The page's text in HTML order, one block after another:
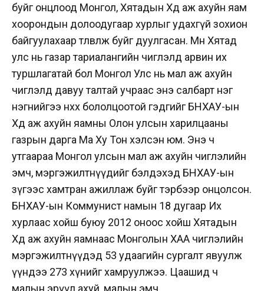
буйг онцлоод Монгол, Хятадын Хөдөө аж ахуйн яам
хоорондын долоодугаар хурлыг удахгүй зохион
байгуулахаар төлөвлөж буйг дуулгасан. Мөн Хятад
улс нь газар тариалангийн чиглэлд арвин их
туршлагатай бол Монгол Улс нь мал аж ахуйн
чиглэлд давуу талтай учраас энэ салбарт нэг
нэгнийгээ нөхөх бололцоотой гэдгийг БНХАУ-ын
Хөдөө аж ахуйн яамны Олон улсын харилцааны
газрын дарга Ма Ху Тон хэлсэн юм. Энэ ч
утгаараа Монгол улсын мал аж ахуйн чиглэлийн
эмч, мэргэжилтнүүдийг бэлдэхэд БНХАУ-ын
зүгээс хамтран ажиллаж буйг тэрбээр онцолсон.
БНХАУ-ын Коммунист намын 18 дугаар Их
хурлаас хойш буюу 2012 оноос хойш Хятадын
Хөдөө аж ахуйн яамнаас Монголын ХАА чиглэлийн
мэргэжилтнүүдэд 53 удаагийн сургалт явуулж
үүндээ 273 хүнийг хамруулжээ. Цаашид ч
малын эрүүл ахуй, малын эмч